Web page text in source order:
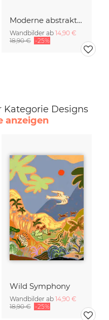
Moderne abstrakte Kunst
Wandbilder ab 14,90 €
18,90 € -25%
Kategorie Designs
anzeigen
Wild Symphony
Wandbilder ab 14,90 €
18,90 € -25%